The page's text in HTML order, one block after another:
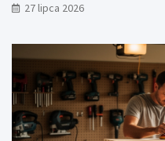
27 lipca 2026